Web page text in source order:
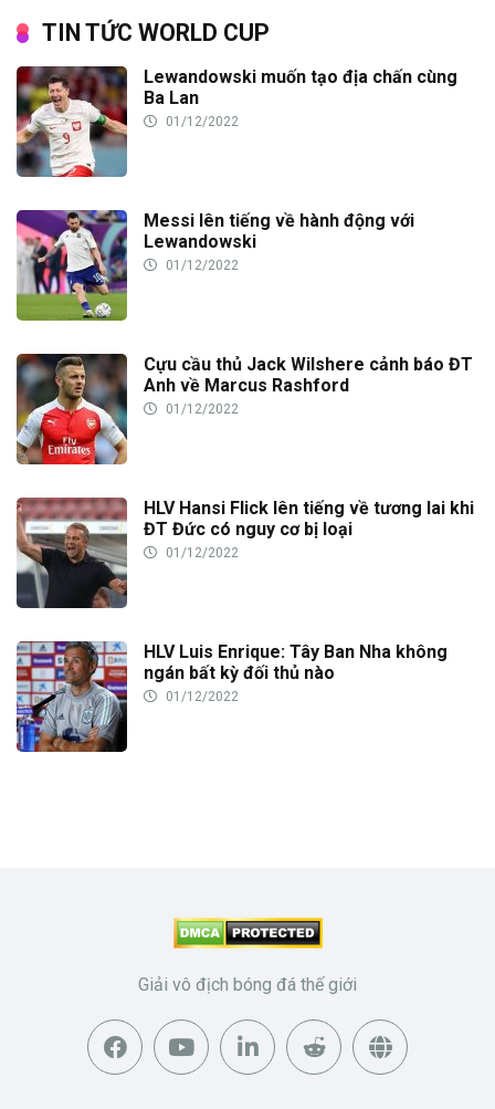
TIN TỨC WORLD CUP
Lewandowski muốn tạo địa chấn cùng
Ba Lan
01/12/2022
Messi lên tiếng về hành động với
Lewandowski
01/12/2022
Cựu cầu thủ Jack Wilshere cảnh báo ĐT
Anh về Marcus Rashford
01/12/2022
HLV Hansi Flick lên tiếng về tương lai khi
ĐT Đức có nguy cơ bị loại
01/12/2022
HLV Luis Enrique: Tây Ban Nha không
ngán bất kỳ đối thủ nào
01/12/2022
Giải vô địch bóng đá thế giới